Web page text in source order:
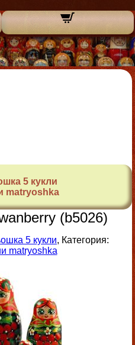
5 кукли
matryoshka
(b5026)
5 кукли, Категория:
matryoshka